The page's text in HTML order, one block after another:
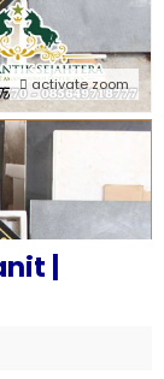
activate zoom
|